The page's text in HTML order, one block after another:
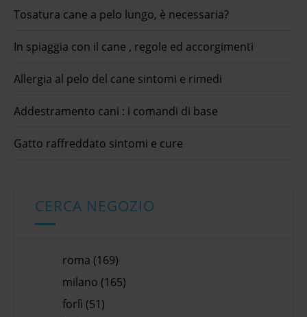
Tosatura cane a pelo lungo, è necessaria?
In spiaggia con il cane , regole ed accorgimenti
Allergia al pelo del cane sintomi e rimedi
Addestramento cani : i comandi di base
Gatto raffreddato sintomi e cure
CERCA NEGOZIO
roma (169)
milano (165)
forlì (51)